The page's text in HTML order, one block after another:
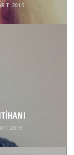
2015
2015